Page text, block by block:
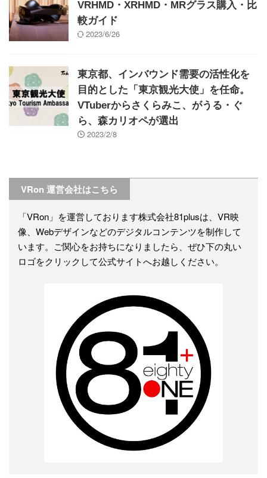
VRHMD・XRHMD・MRグラス購入・比
較ガイド
2023/6/26
東京都、インバウンド需要の活性化を
目的とした「東京観光大使」を任命。
VTuberからさくらみこ、がうる・ぐ
ら、森カリオペが選出
2023/2/8
VRon 運営会社はこちら
「VRon」を運営しております株式会社81plusは、VR映
像、Webデザインなどのデジタルコンテンツを制作して
います。ご関心をお持ちになりましたら、ぜひ下の丸い
ロゴをクリックして公式サイトへお越しください。